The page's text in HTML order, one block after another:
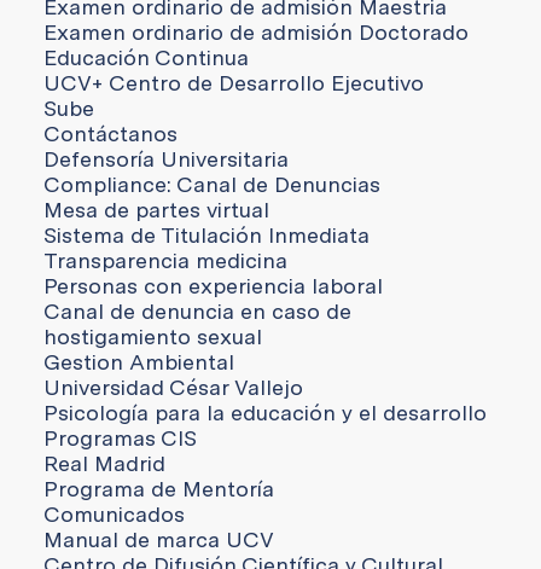
Examen ordinario de admisión Maestria
Examen ordinario de admisión Doctorado
Educación Continua
UCV+ Centro de Desarrollo Ejecutivo
Sube
Contáctanos
Defensoría Universitaria
Compliance: Canal de Denuncias
Mesa de partes virtual
Sistema de Titulación Inmediata
Transparencia medicina
Personas con experiencia laboral
Canal de denuncia en caso de
hostigamiento sexual
Gestion Ambiental
Universidad César Vallejo
Psicología para la educación y el desarrollo
Programas CIS
Real Madrid
Programa de Mentoría
Comunicados
Manual de marca UCV